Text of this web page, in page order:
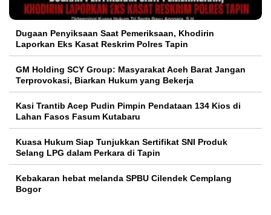
Dugaan Penyiksaan Saat Pemeriksaan, Khodirin
Laporkan Eks Kasat Reskrim Polres Tapin
GM Holding SCY Group: Masyarakat Aceh Barat Jangan
Terprovokasi, Biarkan Hukum yang Bekerja
Kasi Trantib Acep Pudin Pimpin Pendataan 134 Kios di
Lahan Fasos Fasum Kutabaru
Kuasa Hukum Siap Tunjukkan Sertifikat SNI Produk
Selang LPG dalam Perkara di Tapin
Kebakaran hebat melanda SPBU Cilendek Cemplang
Bogor